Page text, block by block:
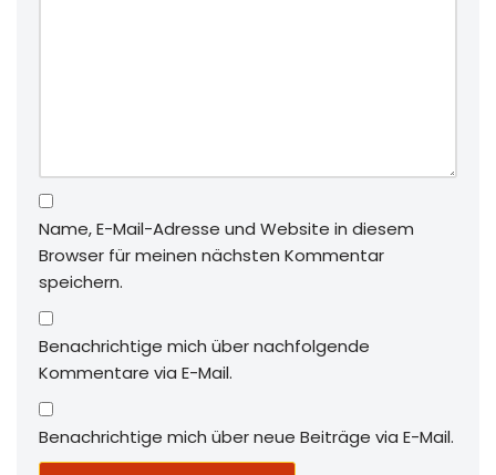
Name, E-Mail-Adresse und Website in diesem
Browser für meinen nächsten Kommentar
speichern.
Benachrichtige mich über nachfolgende
Kommentare via E-Mail.
Benachrichtige mich über neue Beiträge via E-Mail.